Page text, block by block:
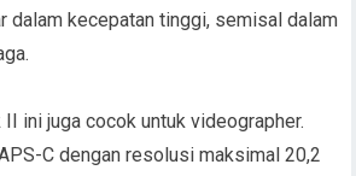
dalam kecepatan tinggi, semisal dalam
II ini juga cocok untuk videographer.
C dengan resolusi maksimal 20,2